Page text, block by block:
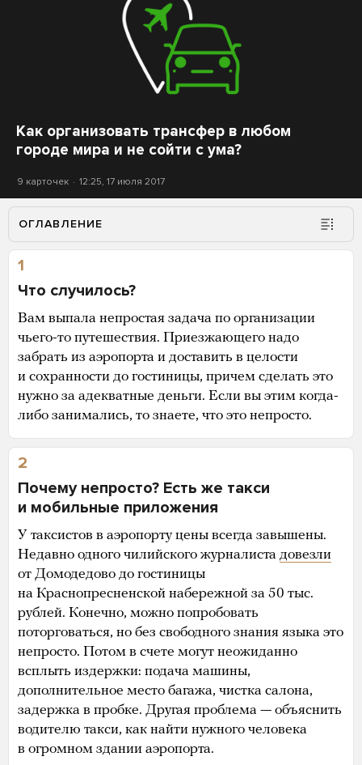
Как организовать трансфер в любом
городе мира и не сойти с ума?
9 карточек 12:25, 17 июля 2017
ОГЛАВЛЕНИЕ
1
Что случилось?
Вам выпала непростая задача по организации
чьего-то путешествия. Приезжающего надо
забрать из аэропорта и доставить в целости
и сохранности до гостиницы, причем сделать это
нужно за адекватные деньги. Если вы этим когда-
либо занимались, то знаете, что это непросто.
2
Почему непросто? Есть же такси
и мобильные приложения
У таксистов в аэропорту цены всегда завышены.
Недавно одного чилийского журналиста довезли
от Домодедово до гостиницы
на Краснопресненской набережной за 50 тыс.
рублей. Конечно, можно попробовать
поторговаться, но без свободного знания языка это
непросто. Потом в счете могут неожиданно
всплыть издержки: подача машины,
дополнительное место багажа, чистка салона,
задержка в пробке. Другая проблема — объяснить
водителю такси, как найти нужного человека
в огромном здании аэропорта.